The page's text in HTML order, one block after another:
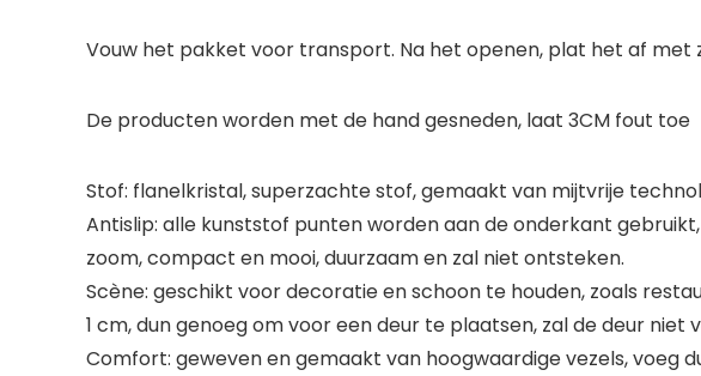
Vouw het pakket voor transport. Na het openen, plat het af met
De producten worden met de hand gesneden, laat 3CM fout toe
Stof: flanelkristal, superzachte stof, gemaakt van mijtvrije
Antislip: alle kunststof punten worden aan de onderkant
zoom, compact en mooi, duurzaam en zal niet ontsteken.
Scène: geschikt voor decoratie en schoon te houden, zoals
1 cm, dun genoeg om voor een deur te plaatsen, zal de deur
Comfort: geweven en gemaakt van hoogwaardige vezels, voeg